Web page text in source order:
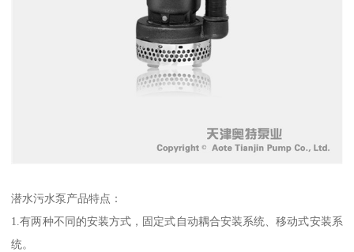
潜水污水泵产品特点：
1.有两种不同的安装方式，固定式自动耦合安装系统、移动式安装系
统。